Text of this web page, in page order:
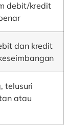
debit/kredit
dan kredit
telusuri
atau